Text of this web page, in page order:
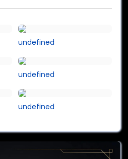
undefined
undefined
undefined